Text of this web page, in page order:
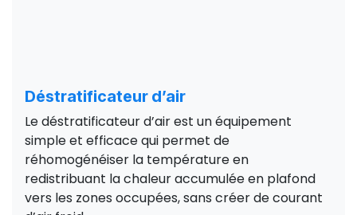
Déstratificateur d’air
Le déstratificateur d’air est un équipement
simple et efficace qui permet de
réhomogénéiser la température en
redistribuant la chaleur accumulée en plafond
vers les zones occupées, sans créer de courant